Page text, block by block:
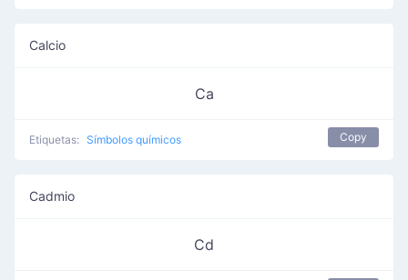
Calcio
Ca
Etiquetas: Símbolos químicos Copy
Cadmio
Cd